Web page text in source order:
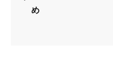
め